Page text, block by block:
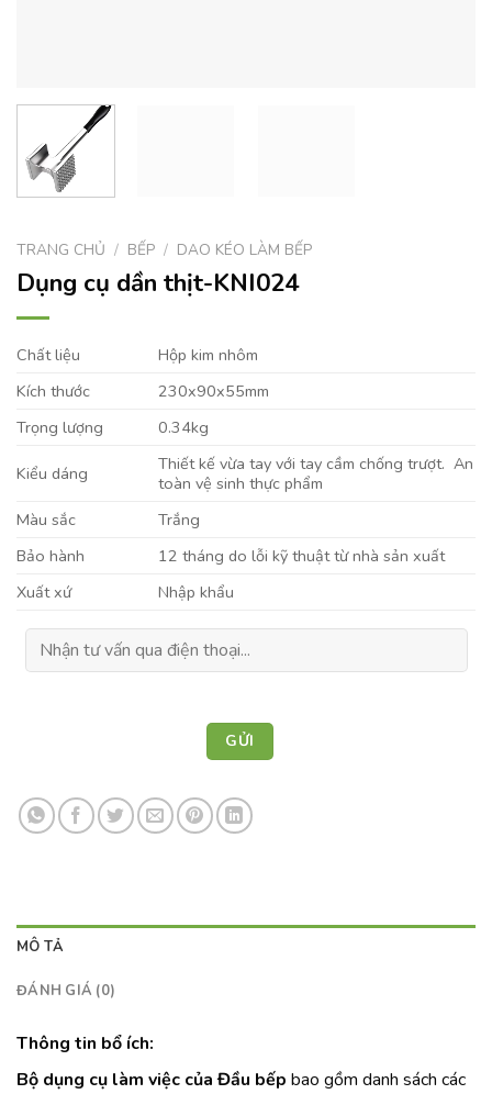
TRANG CHỦ / BẾP / DAO KÉO LÀM BẾP
Dụng cụ dần thịt-KNI024
Chất liệu
Hộp kim nhôm
Kích thước
230x90x55mm
Trọng lượng
0.34kg
Kiểu dáng
Thiết kế vừa tay với tay cầm chống trượt. An
toàn vệ sinh thực phẩm
Màu sắc
Trắng
Bảo hành
12 tháng do lỗi kỹ thuật từ nhà sản xuất
Xuất xứ
Nhập khẩu
MÔ TẢ
ĐÁNH GIÁ (0)
Thông tin bổ ích:
Bộ dụng cụ làm việc của Đầu bếp bao gồm danh sách các